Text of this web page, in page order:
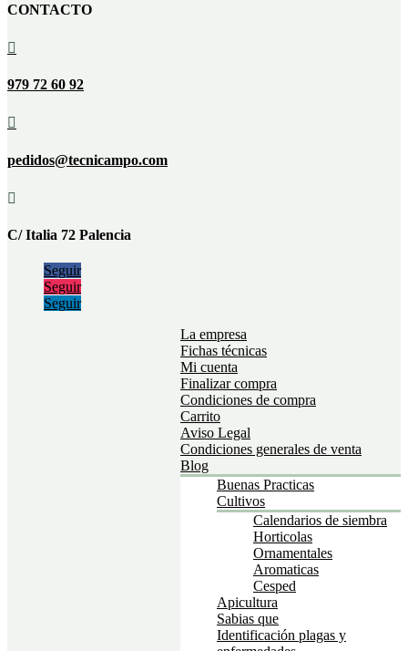
CONTACTO

979 72 60 92

pedidos@tecnicampo.com

C/ Italia 72 Palencia
Seguir
Seguir
Seguir
La empresa
Fichas técnicas
Mi cuenta
Finalizar compra
Condiciones de compra
Carrito
Aviso Legal
Condiciones generales de venta
Blog
Buenas Practicas
Cultivos
Calendarios de siembra
Horticolas
Ornamentales
Aromaticas
Cesped
Apicultura
Sabias que
Identificación plagas y